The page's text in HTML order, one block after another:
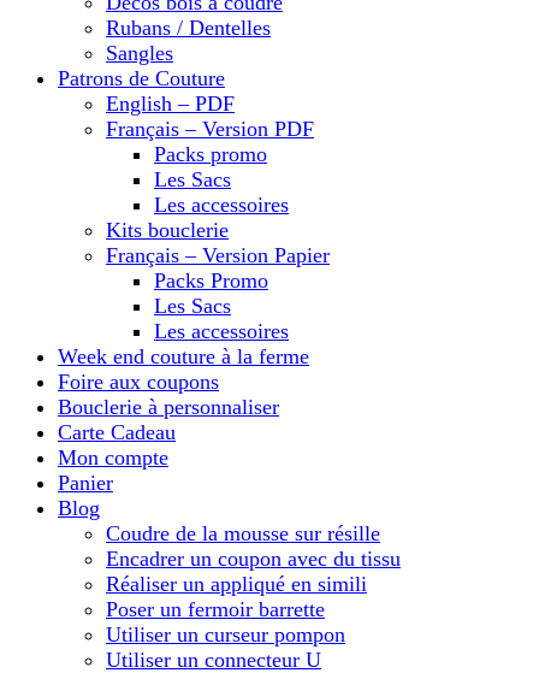
Rubans / Dentelles
Sangles
Patrons de Couture
English – PDF
Français – Version PDF
Packs promo
Les Sacs
Les accessoires
Kits bouclerie
Français – Version Papier
Packs Promo
Les Sacs
Les accessoires
Week end couture à la ferme
Foire aux coupons
Bouclerie à personnaliser
Carte Cadeau
Mon compte
Panier
Blog
Coudre de la mousse sur résille
Encadrer un coupon avec du tissu
Réaliser un appliqué en simili
Poser un fermoir barrette
Utiliser un curseur pompon
Utiliser un connecteur U